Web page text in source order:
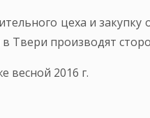
цеха и
Твери производят
весной 2016 г.